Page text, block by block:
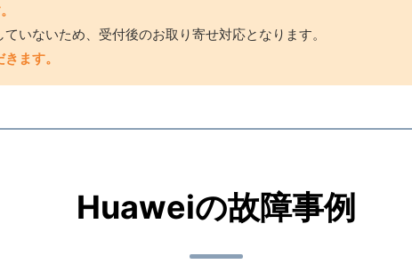
いないため、受付後のお取り寄せ対応となります。
ます。
Huaweiの故障事例